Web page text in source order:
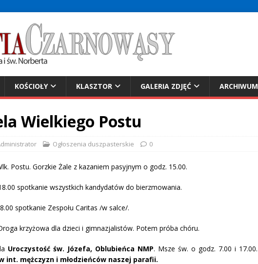
KOŚCIOŁY KLASZTOR GALERIA ZDJĘĆ ARCHIWUM
Wielkiego Postu
Ogłoszenia duszpasterskie 0
Postu. Gorzkie Żale z kazaniem pasyjnym o godz. 15.00.
spotkanie wszystkich kandydatów do bierzmowania.
spotkanie Zespołu Caritas /w salce/.
krzyżowa dla dzieci i gimnazjalistów. Potem próba chóru.
Uroczystość św. Józefa, Oblubieńca NMP. Msze św. o godz. 7.00 i 17.00.
int. mężczyzn i młodzieńców naszej parafii.